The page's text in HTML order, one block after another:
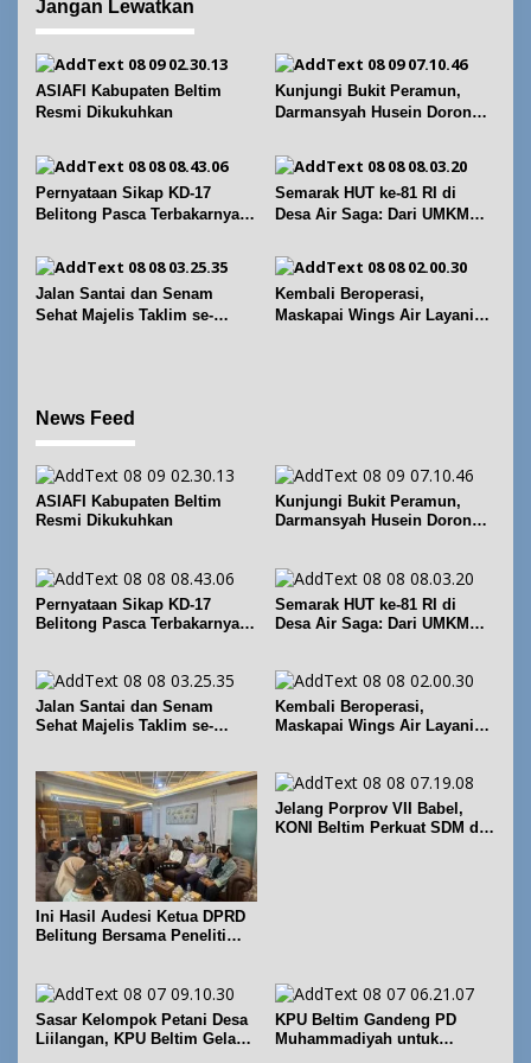
s
i
p
o
Jangan Lewatkan
ASIAFI Kabupaten Beltim
Resmi Dikukuhkan
Kunjungi Bukit Peramun,
Darmansyah Husein Dorong
Pernyataan Sikap KD-17
Belitong Pasca Terbakarnya
Semarak HUT ke-81 RI di
Desa Air Saga: Dari UMKM
Jalan Santai dan Senam
Sehat Majelis Taklim se-
Kembali Beroperasi,
Maskapai Wings Air Layani
News Feed
ASIAFI Kabupaten Beltim
Resmi Dikukuhkan
Kunjungi Bukit Peramun,
Darmansyah Husein Dorong
Pernyataan Sikap KD-17
Belitong Pasca Terbakarnya
Semarak HUT ke-81 RI di
Desa Air Saga: Dari UMKM
Jalan Santai dan Senam
Sehat Majelis Taklim se-
Kembali Beroperasi,
Maskapai Wings Air Layani
Ini Hasil Audesi Ketua DPRD
Belitung Bersama Peneliti
Jelang Porprov VII Babel,
KONI Beltim Perkuat SDM di
Sasar Kelompok Petani Desa
Liilangan, KPU Beltim Gelar
KPU Beltim Gandeng PD
Muhammadiyah untuk